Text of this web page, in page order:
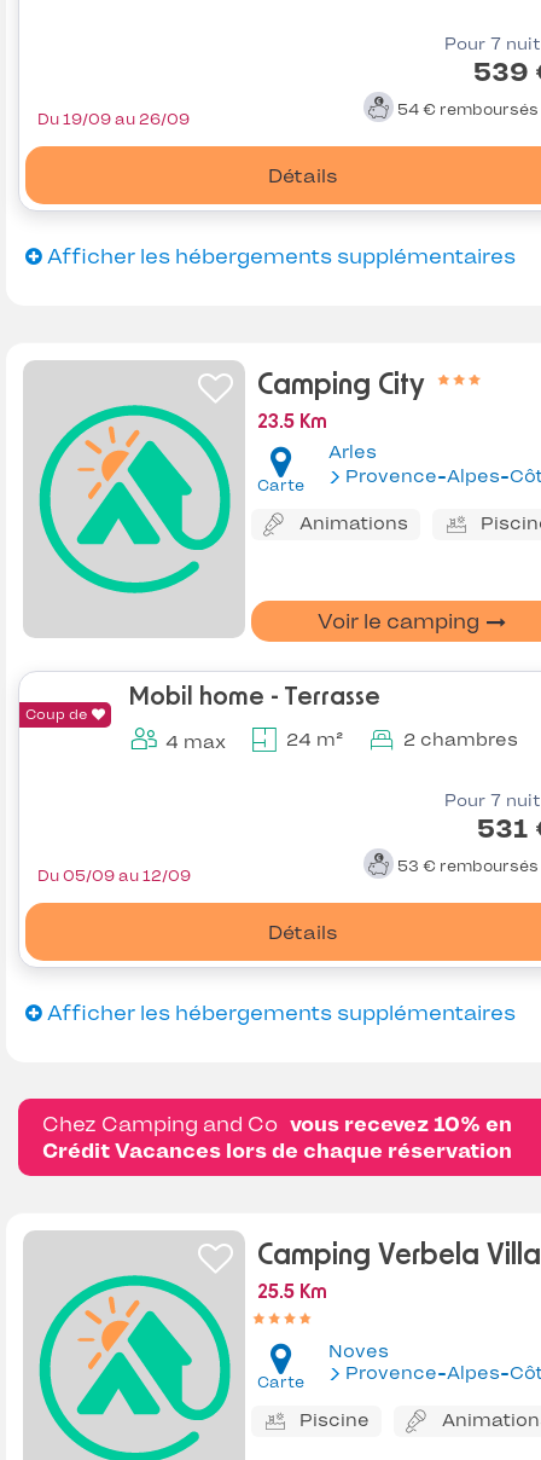
Pour 7
539
54 € remboursés
Détails
Du 19/09 au 26/09
Afficher les hébergements supplémentaires
Camping City
23.5 Km
Carte
Arles
Provence-Alpes-Côte
Animations
Voir le camping
Coup de
Mobil home - Terrasse
4 max 24 m² 2 chambres
Pour 7
531
53 € remboursés
Détails
Du 05/09 au 12/09
Afficher les hébergements supplémentaires
Chez Camping and Co vous recevez 10% en
Crédit Vacances lors de chaque réservation
Camping Verbela
25.5 Km
Carte
Noves
Provence-Alpes-Côte
Piscine